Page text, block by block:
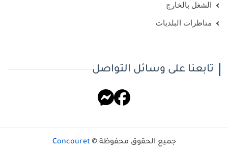
الشغل بالخارج
مناظرات البلديات
تابعنا على وسائل التواصل
جميع الحقوق محفوظة ©Concouret